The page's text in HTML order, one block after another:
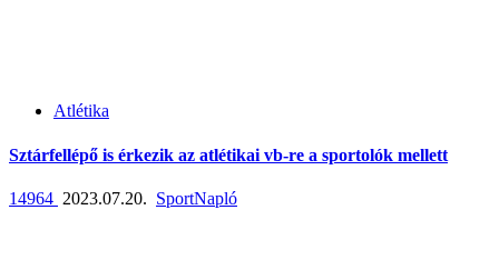
Atlétika
Sztárfellépő is érkezik az atlétikai vb-re a sportolók mellett
14964 2023.07.20. SportNapló